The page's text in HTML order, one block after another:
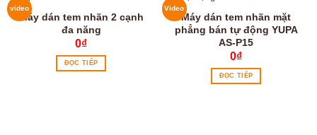
video
Máy dán tem nhãn 2 cạnh
đa năng
0₫
ĐỌC TIẾP
Video
Máy dán tem nhãn mặt
phẳng bán tự động YUPA
AS-P15
0₫
ĐỌC TIẾP